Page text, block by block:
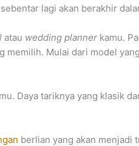
lagi akan berakhir
atau wedding planner kamu.
Mulai dari model
Daya tariknya yang klasik
berlian yang akan menjadi